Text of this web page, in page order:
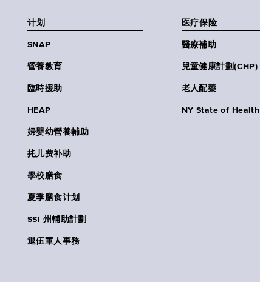
计划
SNAP
營養教育
臨時援助
HEAP
婦嬰幼營養輔助
扥儿费补助
學校膳食
夏季膳食计划
SSI 州輔助計劃
退伍軍人事務
医疗保险
醫療補助
兒童健康計劃(CHP)
老人配藥
NY State of Health